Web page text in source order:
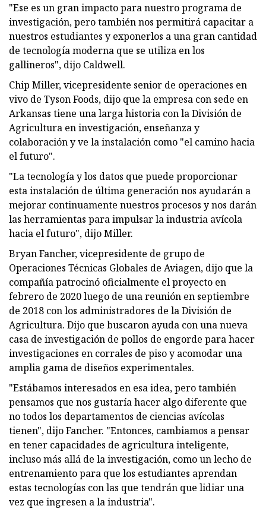
"Ese es un gran impacto para nuestro programa de
investigación, pero también nos permitirá capacitar a
nuestros estudiantes y exponerlos a una gran cantidad
de tecnología moderna que se utiliza en los
gallineros", dijo Caldwell.
Chip Miller, vicepresidente senior de operaciones en
vivo de Tyson Foods, dijo que la empresa con sede en
Arkansas tiene una larga historia con la División de
Agricultura en investigación, enseñanza y
colaboración y ve la instalación como "el camino hacia
el futuro".
"La tecnología y los datos que puede proporcionar
esta instalación de última generación nos ayudarán a
mejorar continuamente nuestros procesos y nos darán
las herramientas para impulsar la industria avícola
hacia el futuro", dijo Miller.
Bryan Fancher, vicepresidente de grupo de
Operaciones Técnicas Globales de Aviagen, dijo que la
compañía patrocinó oficialmente el proyecto en
febrero de 2020 luego de una reunión en septiembre
de 2018 con los administradores de la División de
Agricultura. Dijo que buscaron ayuda con una nueva
casa de investigación de pollos de engorde para hacer
investigaciones en corrales de piso y acomodar una
amplia gama de diseños experimentales.
"Estábamos interesados ​​en esa idea, pero también
pensamos que nos gustaría hacer algo diferente que
no todos los departamentos de ciencias avícolas
tienen", dijo Fancher. "Entonces, cambiamos a pensar
en tener capacidades de agricultura inteligente,
incluso más allá de la investigación, como un lecho de
entrenamiento para que los estudiantes aprendan
estas tecnologías con las que tendrán que lidiar una
vez que ingresen a la industria".